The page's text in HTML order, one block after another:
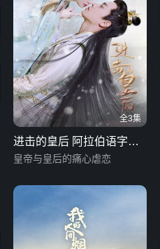
全3集
进击的皇后 阿拉伯语字幕
版
皇帝与皇后的痛心虐恋